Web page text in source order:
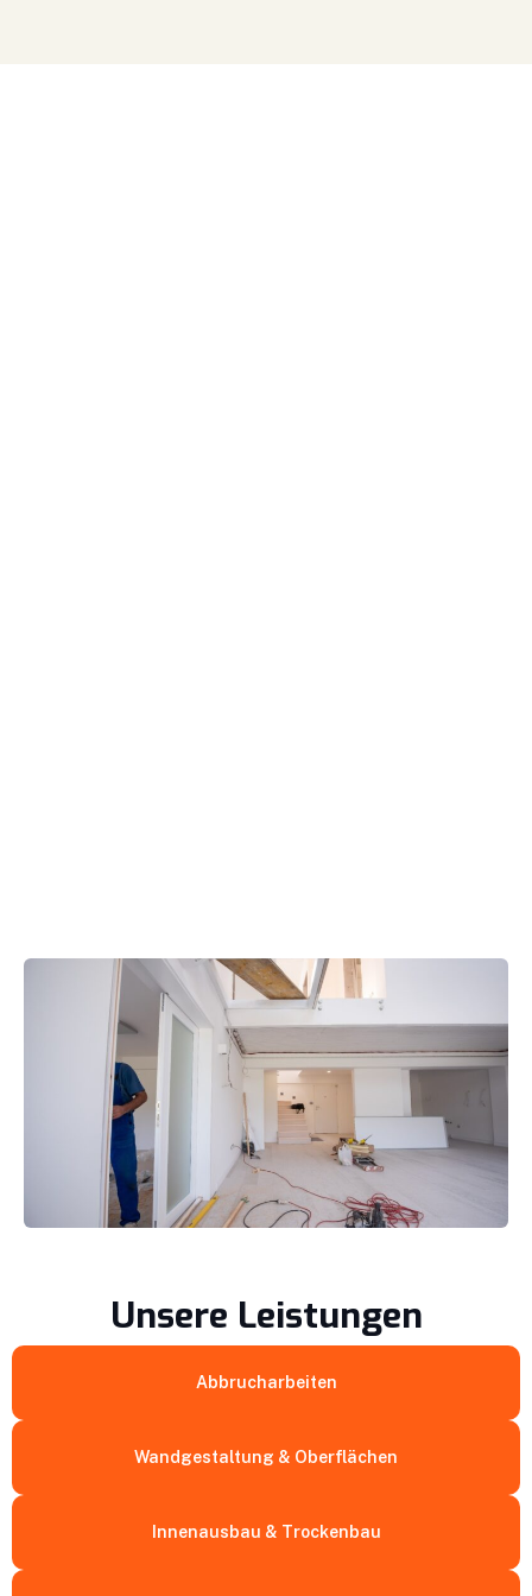
Unsere Leistungen
Abbrucharbeiten
Wandgestaltung & Oberflächen
Innenausbau & Trockenbau